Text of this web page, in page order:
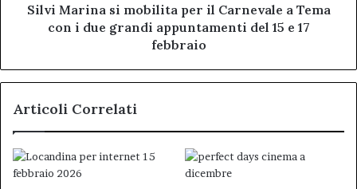
con
appuntamenti
15
febbraio
Silvi Marina si mobilita per il Carnevale a Tema
con i due grandi appuntamenti del 15 e 17
febbraio
Articoli Correlati